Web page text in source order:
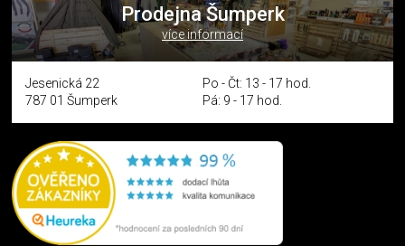
Prodejna Šumperk
více informací
Jesenická 22
787 01 Šumperk
Po - Čt: 13 - 17 hod.
Pá: 9 - 17 hod.